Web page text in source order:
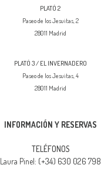
PLATÓ 2
Paseo de los Jesuitas, 2
28011 Madrid
PLATÓ 3 / EL INVERNADERO
Paseo de los Jesuitas, 4
28011 Madrid
INFORMACIÓN Y RESERVAS
TELÉFONOS
Laura Pinel: (+34) 630 026 798